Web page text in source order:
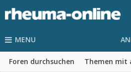
MENU
Foren durchsuchen Themen mit